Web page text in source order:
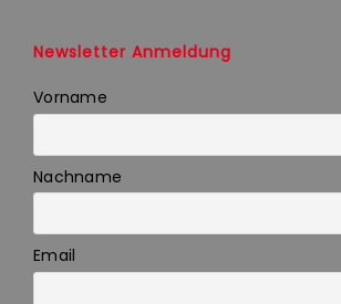
Newsletter Anmeldung
Vorname
Nachname
Email